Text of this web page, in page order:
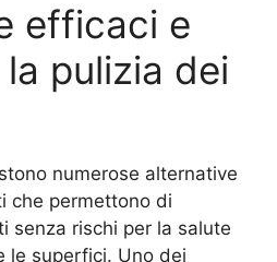
efficaci e
pulizia dei
numerose alternative
che permettono di
senza rischi per la salute
le superfici. Uno dei